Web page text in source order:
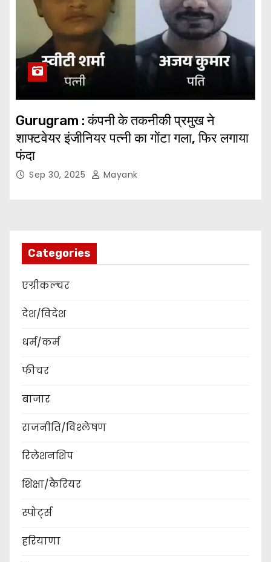
Gurugram : कंपनी के तकनीकी प्रमुख ने
शाफ्टवेयर इंजीनियर पत्नी का गोंटा गला, फिर लगाया
फंदा
Sep 30, 2025 Mayank
Categories
एग्रीकल्चर
देश/विदेश
धर्म/कर्म
फीचर
बाजार
राजनीति/विश्लेषण
रिलेशनशिप
शिक्षा/कैरियर
स्पोर्ट्स
हरियाणा